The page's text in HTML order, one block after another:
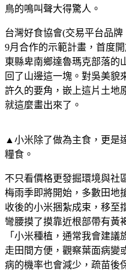
鳥的鳴叫聲大得驚人。
台灣好食協會(交易平台品
9月合作的示範計畫，首度
東縣卑南鄉達魯瑪克部落的
回了山邊這一塊。對吳美貌
許久的要角，嵌上這片土地
就這麼畫出來了。
▲小米除了做為主食，更是
糧食。
不只看價格更發掘環境與社
梅雨季即將開始，多數田地
收後的小米捆紮成束，移至
彎腰摸了摸靠近根部帶有黃
「小米種植，通常我會建
走田間方便，觀察葉面病變
病的機率也會減少，疏苗後